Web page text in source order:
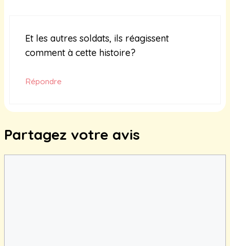
Et les autres soldats, ils réagissent
comment à cette histoire?
Répondre
Partagez votre avis